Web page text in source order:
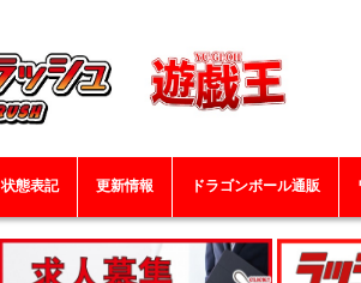
状態表記 更新情報 ドラゴンボール通販